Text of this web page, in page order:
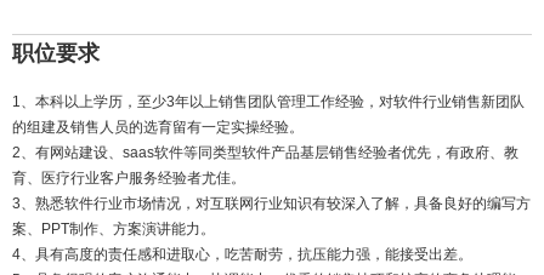
职位要求
1、本科以上学历，至少3年以上销售团队管理工作经验，对软件行业销售新团队
的组建及销售人员的选育留有一定实操经验。
2、有网站建设、saas软件等同类型软件产品基层销售经验者优先，有政府、教
育、医疗行业客户服务经验者尤佳。
3、熟悉软件行业市场情况，对互联网行业知识有较深入了解，具备良好的编写方
案、PPT制作、方案演讲能力。
4、具有高度的责任感和进取心，吃苦耐劳，抗压能力强，能接受出差。